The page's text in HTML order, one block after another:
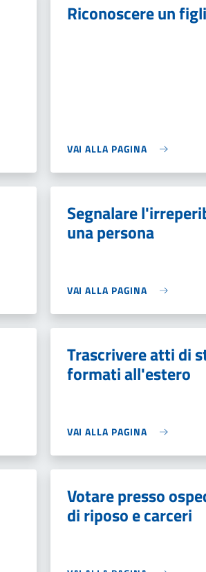
Riconoscere un
VAI ALLA PAGINA
Segnalare
una persona
VAI ALLA PAGINA
Trascrivere atti di
formati all'estero
VAI ALLA PAGINA
Votare presso
di riposo e carceri